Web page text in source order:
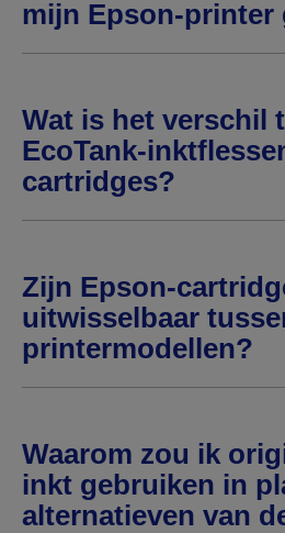
mijn Epson-printer
Wat is het verschil
EcoTank-
cartridges?
Zijn Epson-
uitwisselbaar
printermodellen?
Waarom zou ik
inkt gebruiken in
alternatieven van